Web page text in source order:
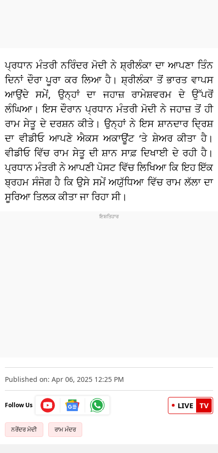
ਦੁਨੀਆ
ਚੋਣਾਂ 2026
ਪ੍ਰਧਾਨ ਮੰਤਰੀ ਨਰਿੰਦਰ ਮੋਦੀ ਨੇ ਸ਼੍ਰੀਲੰਕਾ ਦਾ ਆਪਣਾ ਤਿੰਨ
ਦਿਨਾਂ ਦੌਰਾ ਪੂਰਾ ਕਰ ਲਿਆ ਹੈ। ਸ਼੍ਰੀਲੰਕਾ ਤੋਂ ਭਾਰਤ ਵਾਪਸ
ਆਉਂਦੇ ਸਮੇਂ, ਉਨ੍ਹਾਂ ਦਾ ਜਹਾਜ਼ ਰਾਮੇਸ਼ਵਰਮ ਦੇ ਉੱਪਰੋਂ
ਲੰਘਿਆ। ਇਸ ਦੌਰਾਨ ਪ੍ਰਧਾਨ ਮੰਤਰੀ ਮੋਦੀ ਨੇ ਜਹਾਜ਼ ਤੋਂ ਹੀ
ਰਾਮ ਸੇਤੂ ਦੇ ਦਰਸ਼ਨ ਕੀਤੇ। ਉਨ੍ਹਾਂ ਨੇ ਇਸ ਸ਼ਾਨਦਾਰ ਦ੍ਰਿਸ਼
ਦਾ ਵੀਡੀਓ ਆਪਣੇ ਐਕਸ ਅਕਾਊਂਟ ‘ਤੇ ਸ਼ੇਅਰ ਕੀਤਾ ਹੈ।
ਵੀਡੀਓ ਵਿੱਚ ਰਾਮ ਸੇਤੂ ਦੀ ਸ਼ਾਨ ਸਾਫ਼ ਦਿਖਾਈ ਦੇ ਰਹੀ ਹੈ।
ਪ੍ਰਧਾਨ ਮੰਤਰੀ ਨੇ ਆਪਣੀ ਪੋਸਟ ਵਿੱਚ ਲਿਖਿਆ ਕਿ ਇਹ ਇੱਕ
ਬ੍ਰਹਮ ਸੰਜੋਗ ਹੈ ਕਿ ਉਸੇ ਸਮੇਂ ਅਯੁੱਧਿਆ ਵਿੱਚ ਰਾਮ ਲੱਲਾ ਦਾ
ਸੂਰਿਆ ਤਿਲਕ ਕੀਤਾ ਜਾ ਰਿਹਾ ਸੀ।
Published on: Apr 06, 2025 12:25 PM
Follow Us LIVE TV
ਨਰੇਂਦਰ ਮੋਦੀ ਰਾਮ ਮੰਦਰ